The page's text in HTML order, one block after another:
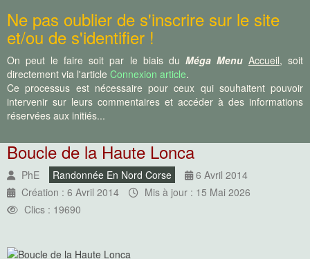
Ne pas oublier de s'inscrire sur le site
et/ou de s'identifier !
On peut le faire soit par le biais du Méga Menu Accueil, soit
directement via l'article Connexion article.
Ce processus est nécessaire pour ceux qui souhaitent pouvoir
intervenir sur leurs commentaires et accéder à des informations
réservées aux initiés...
Boucle de la Haute Lonca
PhE Randonnée En Nord Corse
6 Avril 2014
Création : 6 Avril 2014
Mis à jour : 15 Mai 2026
Clics : 19690